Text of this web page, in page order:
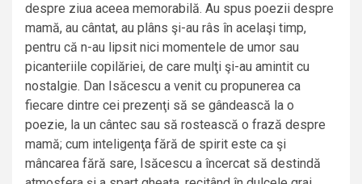
despre ziua aceea memorabilă. Au spus poezii despre
mamă, au cântat, au plâns şi-au râs în acelaşi timp,
pentru că n-au lipsit nici momentele de umor sau
picanteriile copilăriei, de care mulţi şi-au amintit cu
nostalgie. Dan Isăcescu a venit cu propunerea ca
fiecare dintre cei prezenţi să se gândească la o
poezie, la un cântec sau să rostească o frază despre
mamă; cum inteligenţa fără de spirit este ca şi
mâncarea fără sare, Isăcescu a încercat să destindă